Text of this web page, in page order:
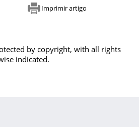
Imprimir artigo
by copyright, with all rights
indicated.